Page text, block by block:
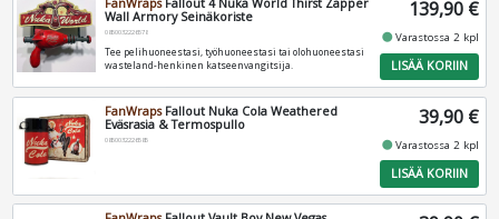
FanWrapsFallout 4 Nuka World Thirst Zapper
Wall Armory Seinäkoriste
0850032226578
Tee pelihuoneestasi, työhuoneestasi tai olohuoneestasi
wasteland-henkinen katseenvangitsija.
139,90 €
fiber_manual_recordVarastossa 2 kpl
LISÄÄ KORIIN
FanWrapsFallout Nuka Cola Weathered
Eväsrasia & Termospullo
0850032226585
39,90 €
fiber_manual_recordVarastossa 2 kpl
LISÄÄ KORIIN